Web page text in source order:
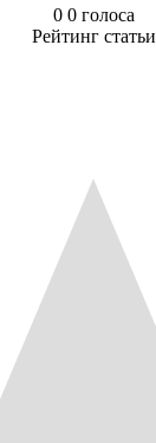
0 0 голоса
Рейтинг статьи